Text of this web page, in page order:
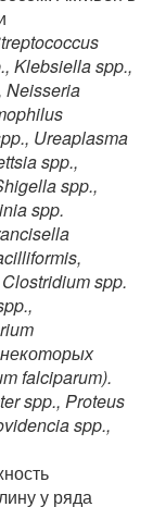
Klebsiella spp.,
Neisseria
Ureaplasma
spp.,
spp.,
spp.
spp.
falciparum).
spp., Proteus
spp.,
у ряда